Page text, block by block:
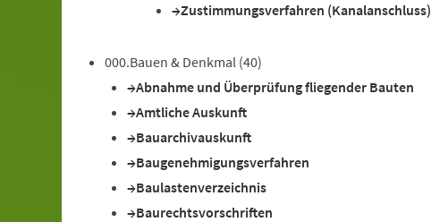
Zustimmungsverfahren (Kanalanschluss)
000.Bauen & Denkmal (40)
Abnahme und Überprüfung fliegender Bauten
Amtliche Auskunft
Bauarchivauskunft
Baugenehmigungsverfahren
Baulastenverzeichnis
Baurechtsvorschriften